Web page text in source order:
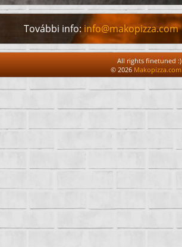
További info:info@makopizza.com
All rights finetuned :)
© 2026 Makopizza.com